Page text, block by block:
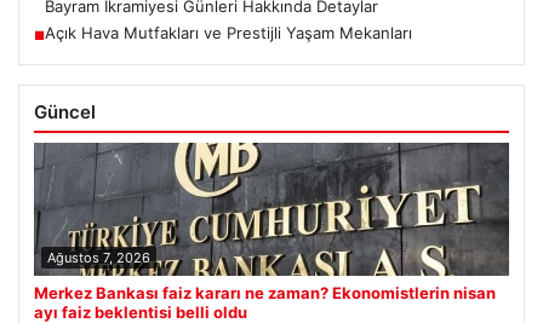
Bayram İkramiyesi Günleri Hakkında Detaylar
■Açık Hava Mutfakları ve Prestijli Yaşam Mekanları
Güncel
Ağustos 7, 2026
Merkez Bankası faiz kararı ne zaman? Ekonomistlerin nisan
ayı faiz beklentisi belli oldu